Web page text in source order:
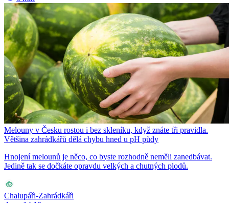
Melouny v Česku rostou i bez skleníku, když znáte tři pravidla.
Většina zahrádkářů dělá chybu hned u pH půdy
Hnojení melounů je něco, co byste rozhodně neměli zanedbávat.
Jedině tak se dočkáte opravdu velkých a chutných plodů.
Chalupáři-Zahrádkáři